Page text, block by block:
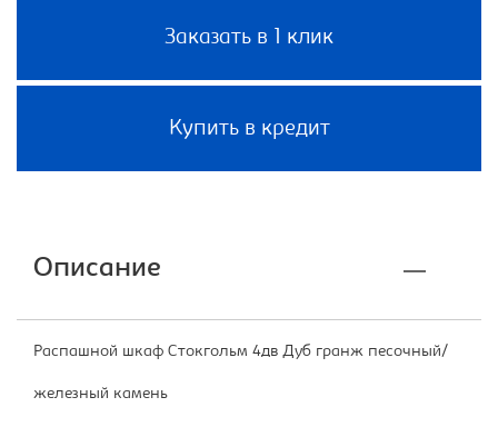
Заказать в 1 клик
Купить в кредит
Описание
Распашной шкаф Стокгольм 4дв Дуб гранж песочный/
железный камень